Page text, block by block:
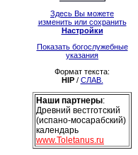
Здесь Вы можете
изменить или сохранить
Настройки
Показать богослужебные
указания
Формат текста:
HIP/ СЛАВ.
Наши партнеры:
Древний вестготский
(испано-мосарабский)
календарь
www.Toletanus.ru